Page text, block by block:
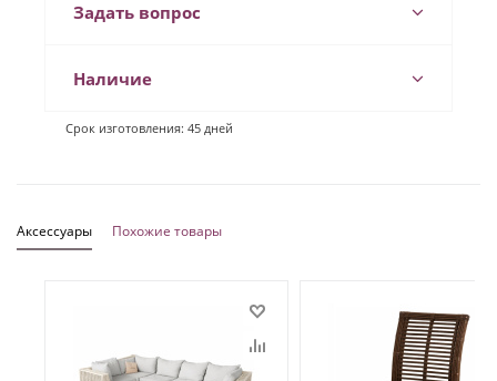
Задать вопрос
Наличие
Срок изготовления: 45 дней
Аксессуары Похожие товары